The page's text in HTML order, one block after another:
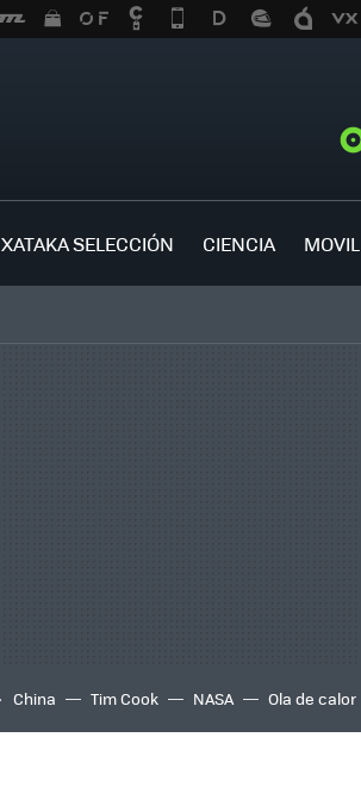
XATAKA SELECCIÓN CIENCIA
China Tim Cook NASA Ola de calor